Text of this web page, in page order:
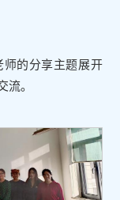
的分享主题展开
。